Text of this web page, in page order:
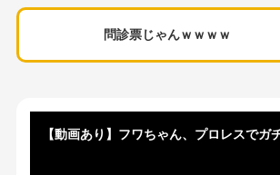
問診票じゃんｗｗｗｗ